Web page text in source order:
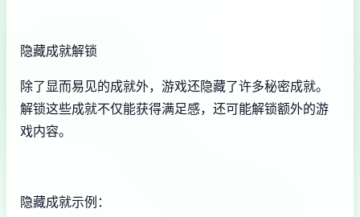
隐藏成就解锁
除了显而易见的成就外，游戏还隐藏了许多秘密成就。
解锁这些成就不仅能获得满足感，还可能解锁额外的游
戏内容。
隐藏成就示例：